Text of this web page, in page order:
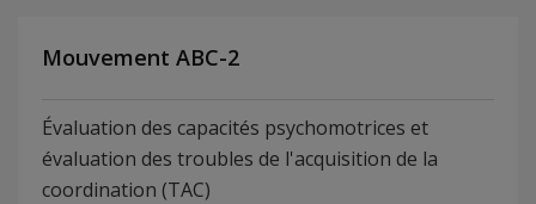
Mouvement ABC-2
Évaluation des capacités psychomotrices et
évaluation des troubles de l'acquisition de la
coordination (TAC)